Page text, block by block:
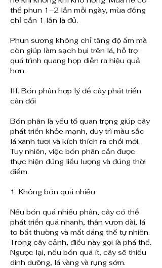
thể phun 1–2 lần mỗi ngày, mùa đông
chỉ cần 1 lần là đủ.
Phun sương không chỉ tăng độ ẩm mà
còn giúp làm sạch bụi trên lá, hỗ trợ
quá trình quang hợp diễn ra hiệu quả
hơn.
III. Bón phân hợp lý để cây phát triển
cân đối
Bón phân là yếu tố quan trọng giúp cây
phát triển khỏe mạnh, duy trì màu sắc
lá xanh tươi và kích thích ra chồi mới.
Tuy nhiên, việc bón phân cần được
thực hiện đúng liều lượng và đúng thời
điểm.
1. Không bón quá nhiều
Nếu bón quá nhiều phân, cây có thể
phát triển quá nhanh, thân vươn dài, lá
to bất thường và mất dáng thế tự nhiên.
Trong cây cảnh, điều này gọi là phá thế.
Ngược lại, nếu bón quá ít, cây sẽ thiếu
dinh dưỡng, lá vàng và rụng sớm.